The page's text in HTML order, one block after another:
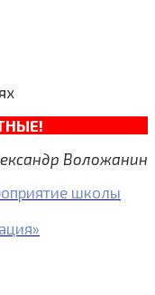
Воложанин
школы